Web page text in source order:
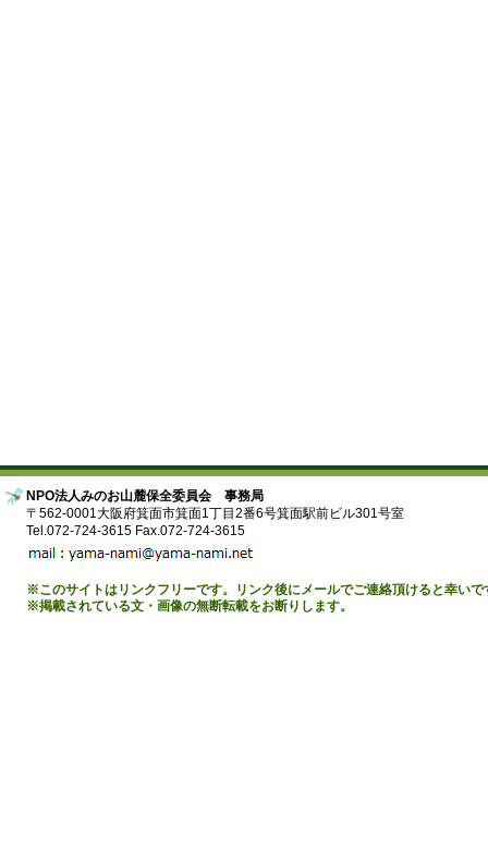
NPO法人みのお山麓保全委員会 事務局
〒562-0001大阪府箕面市箕面1丁目2番6号箕面駅前ビル301号室
Tel.072-724-3615 Fax.072-724-3615
※このサイトはリンクフリーです。リンク後にメールでご連絡頂けると幸いで
※掲載されている文・画像の無断転載をお断りします。